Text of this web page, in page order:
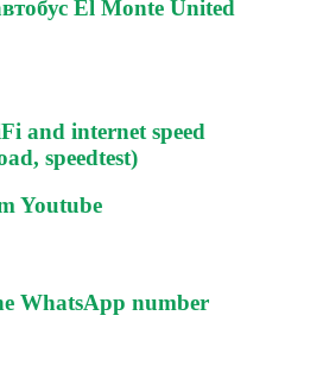
El Monte United
and internet speed
speedtest)
Youtube
WhatsApp number